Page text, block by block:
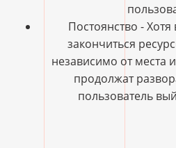
Постоянство -
закончиться
независимо от места
продолжат
пользователь